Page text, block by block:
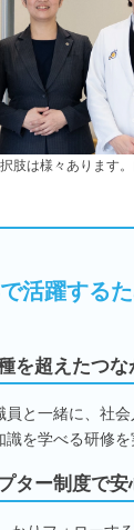
肢は様々あります
活躍する
を超えたつな
と一緒に、社
を学べる研修を
ター制度で安